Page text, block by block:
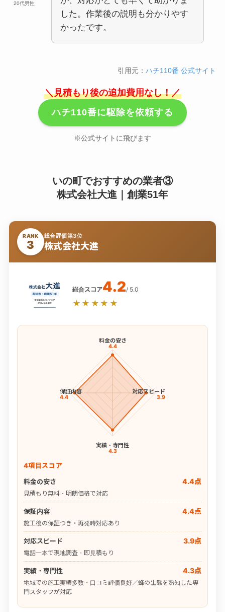
20代男性
した。作業後の説明も分かりやす
かったです。
引用元：ハチ110番 公式サイト
＼見積もり後の追加費用なし！／
ハチ110番に駆除を依頼する
※公式サイトに飛びます
いの町でおすすめの業者③
株式会社大進｜創業51年
RANK
3
総合評価第3位
株式会社大進
総合スコア4.2/ 5.0
★★★★★
料金の安さ
4.4
対応スピード
3.9
実績・専門性
4.3
保証内容
4.4
4項目スコア
料金の安さ
4.4点
見積もり無料・明朗価格で対応
保証内容 4.4点
施工後の保証つき・再発時対応あり
対応スピード 3.9点
電話一本で現地調査・即見積もり
実績・専門性 4.3点
地域での施工実績多数・口コミ評価良好／蜂の生態を熟知した専
門スタッフが対応